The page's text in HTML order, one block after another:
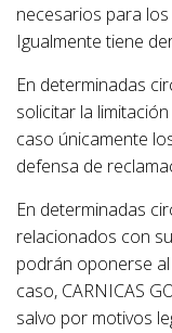
necesarios para
Igualmente tiene
En determinadas
solicitar la
caso únicamente
defensa de
En determinadas
relacionados con
podrán oponerse
caso, CARNICAS
salvo por motivos